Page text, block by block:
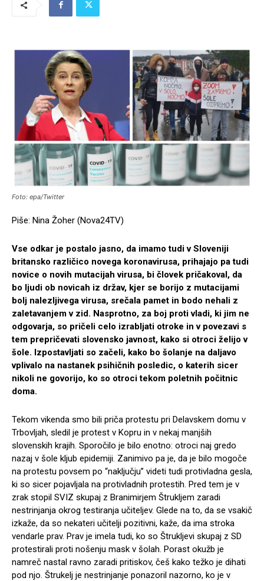
Foto: epa/Twitter
Piše: Nina Žoher (Nova24TV)
Vse odkar je postalo jasno, da imamo tudi v Sloveniji
britansko različico novega koronavirusa, prihajajo pa tudi
novice o novih mutacijah virusa, bi človek pričakoval, da
bo ljudi ob novicah iz držav, kjer se borijo z mutacijami
bolj nalezljivega virusa, srečala pamet in bodo nehali z
zaletavanjem v zid. Nasprotno, za boj proti vladi, ki jim ne
odgovarja, so pričeli celo izrabljati otroke in v povezavi s
tem prepričevati slovensko javnost, kako si otroci želijo v
šole. Izpostavljati so začeli, kako bo šolanje na daljavo
vplivalo na nastanek psihičnih posledic, o katerih sicer
nikoli ne govorijo, ko so otroci tekom poletnih počitnic
doma.
Tekom vikenda smo bili priča protestu pri Delavskem domu v
Trbovljah, sledil je protest v Kopru in v nekaj manjših
slovenskih krajih. Sporočilo je bilo enotno: otroci naj gredo
nazaj v šole kljub epidemiji. Zanimivo pa je, da je bilo mogoče
na protestu povsem po “naključju” videti tudi protivladna gesla,
ki so sicer pojavljala na protivladnih protestih. Pred tem je v
zrak stopil SVIZ skupaj z Branimirjem Štrukljem zaradi
nestrinjanja okrog testiranja učiteljev. Glede na to, da se vsakič
izkaže, da so nekateri učitelji pozitivni, kaže, da ima stroka
vendarle prav. Prav je imela tudi, ko so Štrukljevi skupaj z SD
protestirali proti nošenju mask v šolah. Porast okužb je
namreč nastal ravno zaradi pritiskov, češ kako težko je dihati
pod njo. Štrukelj je nestrinjanje ponazoril nazorno, ko je v